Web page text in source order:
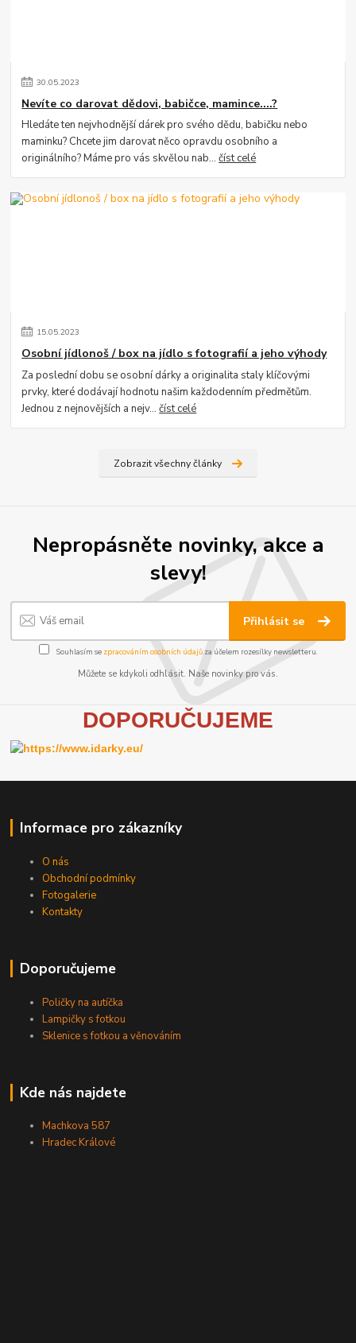
30.05.2023
Nevíte co darovat dědovi, babičce, mamince....?
Hledáte ten nejvhodnější dárek pro svého dědu, babičku nebo
maminku? Chcete jim darovat něco opravdu osobního a
originálního? Máme pro vás skvělou nab...číst celé
15.05.2023
Osobní jídlonoš / box na jídlo s fotografií a jeho výhody
Za poslední dobu se osobní dárky a originalita staly klíčovými
prvky, které dodávají hodnotu našim každodenním předmětům.
Jednou z nejnovějších a nejv...číst celé
Zobrazit všechny články
Nepropásněte novinky, akce a
slevy!
Přihlásit se
Souhlasím se zpracováním osobních údajůza účelem rozesílky newsletteru.
Můžete se kdykoli odhlásit. Naše novinky pro vás.
DOPORUČUJEME
Informace pro zákazníky
O nás
Obchodní podmínky
Fotogalerie
Kontakty
Doporučujeme
Poličky na autíčka
Lampičky s fotkou
Sklenice s fotkou a věnováním
Kde nás najdete
Machkova 587
Hradec Králové